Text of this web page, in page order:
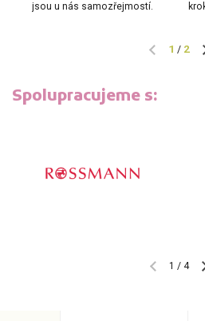
jsou u nás samozřejmostí.
1 / 2
Spolupracujeme s:
1 / 4